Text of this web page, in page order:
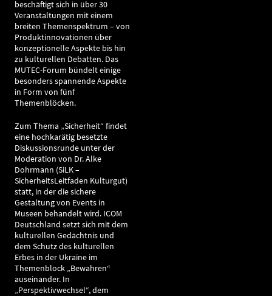
beschäftigt sich in über 30
Veranstaltungen mit einem
breiten Themenspektrum – von
Produktinnovationen über
konzeptionelle Aspekte bis hin
zu kulturellen Debatten. Das
MUTEC-Forum bündelt einige
besonders spannende Aspekte
in Form von fünf
Themenblöcken.
Zum Thema „Sicherheit“ findet
eine hochkarätig besetzte
Diskussionsrunde unter der
Moderation von Dr. Alke
Dohrmann (SiLK –
SicherheitsLeitfaden Kulturgut)
statt, in der die sichere
Gestaltung von Events in
Museen behandelt wird. ICOM
Deutschland setzt sich mit dem
kulturellen Gedächtnis und
dem Schutz des kulturellen
Erbes in der Ukraine im
Themenblock „Bewahren“
auseinander. In
„Perspektivwechsel“, dem